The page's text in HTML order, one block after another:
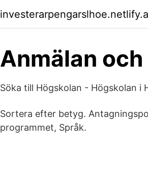
Anmälan
Söka till Högskolan - Högskolan i
Sortera efter betyg.
programmet, Språk.